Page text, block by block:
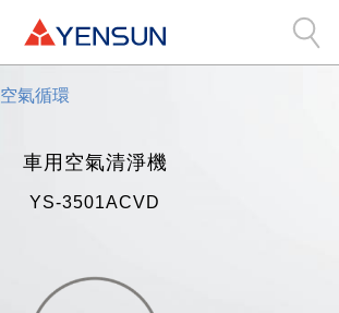
空氣循環
車用空氣清淨機
YS-3501ACVD